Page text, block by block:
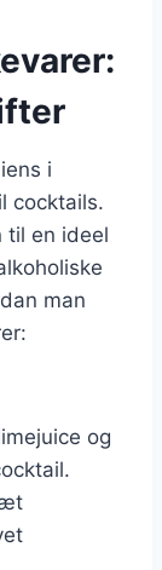
i
cocktails.
til en ideel
man
og